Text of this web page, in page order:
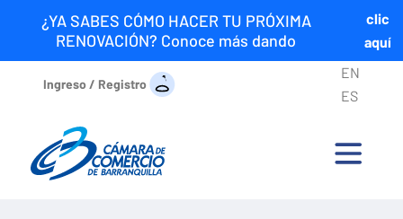
¿YA SABES CÓMO HACER TU PRÓXIMA
RENOVACIÓN? Conoce más dando
clic
aquí
Ingreso / Registro
EN
ES